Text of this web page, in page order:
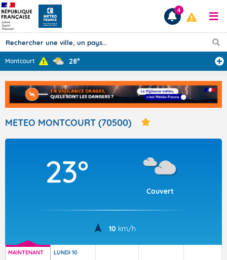
Prévisions
TOUS LES RÉSULTATS
Articles
4
Montcourt 28°
METEO MONTCOURT (70500)
23°
Couvert
10 km/h
MAINTENANT LUNDI 10